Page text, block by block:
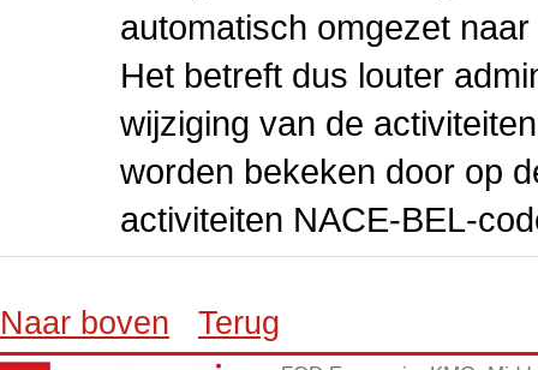
automatisch omgezet
Het betreft dus louter
wijziging van de
worden bekeken door op
activiteiten NACE-BEL-
Naar boven Terug